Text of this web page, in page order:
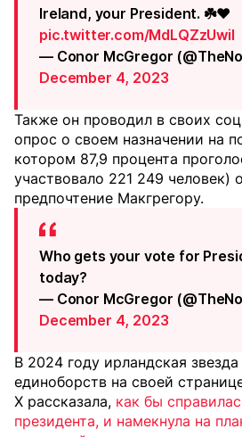
Ireland, your President. ☘️❤️
pic.twitter.com/MdLQZzUwiI
— Conor McGregor
December 4, 2023
Также он проводил в своих
опрос о своем назначении на
котором 87,9 процента
участвовало 221 249 человек)
предпочтение Макгрегору.
Who gets your vote for
today?
— Conor McGregor
December 4, 2023
В 2024 году ирландская
единоборств на своей
X рассказала, как бы
президента, и намекнула на